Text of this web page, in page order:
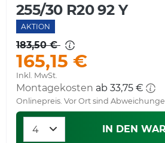
255/30 R20 92 Y
AKTION
183,50 €
165,15 €
Inkl. MwSt.
Montagekosten ab 33,75 €
Onlinepreis. Vor Ort sind
IN DEN